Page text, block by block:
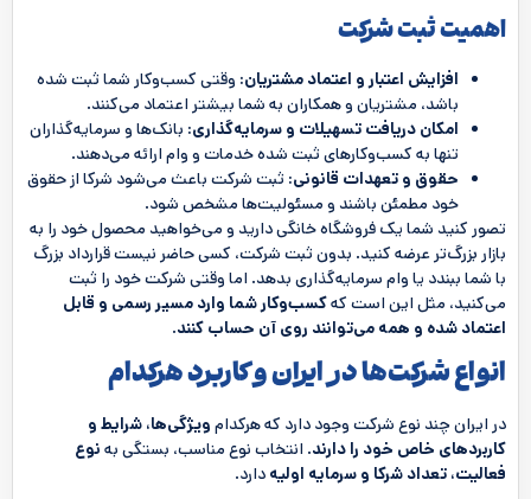
اهمیت ثبت شرکت
افزایش اعتبار و اعتماد مشتریان: وقتی کسب‌وکار شما ثبت شده
باشد، مشتریان و همکاران به شما بیشتر اعتماد می‌کنند.
امکان دریافت تسهیلات و سرمایه‌گذاری: بانک‌ها و سرمایه‌گذاران
تنها به کسب‌وکارهای ثبت شده خدمات و وام ارائه می‌دهند.
حقوق و تعهدات قانونی: ثبت شرکت باعث می‌شود شرکا از حقوق
خود مطمئن باشند و مسئولیت‌ها مشخص شود.
تصور کنید شما یک فروشگاه خانگی دارید و می‌خواهید محصول خود را به
بازار بزرگ‌تر عرضه کنید. بدون ثبت شرکت، کسی حاضر نیست قرارداد بزرگ
با شما ببندد یا وام سرمایه‌گذاری بدهد. اما وقتی شرکت خود را ثبت
می‌کنید، مثل این است کهکسب‌وکار شما وارد مسیر رسمی و قابل
اعتماد شده و همه می‌توانند روی آن حساب کنند.
انواع شرکت‌ها در ایران و کاربرد هرکدام
در ایران چند نوع شرکت وجود دارد که هرکدام ویژگی‌ها، شرایط و
کاربردهای خاص خود را دارند. انتخاب نوع مناسب، بستگی به نوع
فعالیت، تعداد شرکا و سرمایه اولیه دارد.